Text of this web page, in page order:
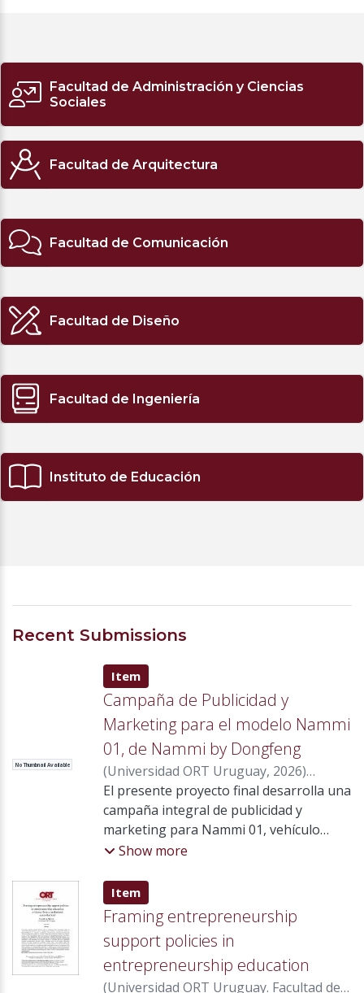
Facultad de Administración y Ciencias
Sociales
Facultad de Arquitectura
Facultad de Comunicación
Facultad de Diseño
Facultad de Ingeniería
Instituto de Educación
Recent Submissions
No Thumbnail Available
Item type:
Item,
Campaña de Publicidad y
Marketing para el modelo Nammi
01, de Nammi by Dongfeng
(Universidad ORT Uruguay, 2026)
Levinsky Oberlander, Carolina;Mendez
Ferraz, Emanuel;María Souto, Carlos
Mir Bonino, Sebastián; Bourgeois
Wyaux, Marie France
El presente proyecto final desarrolla una
campaña integral de publicidad y
marketing para Nammi 01, vehículo
hatchback 100 % eléctrico
by Dongfeng, con el objetivo de
fortalecer su posicionamiento y
consolidar su participación en un
mercado de movilidad eléctrica en
constante crecimiento. En 2025 se
comercializaron 71.442 vehículos, de los
Show more
Item type:
Item,
Framing entrepreneurship
support policies in
entrepreneurship education
(Universidad ORT Uruguay. Facultad de